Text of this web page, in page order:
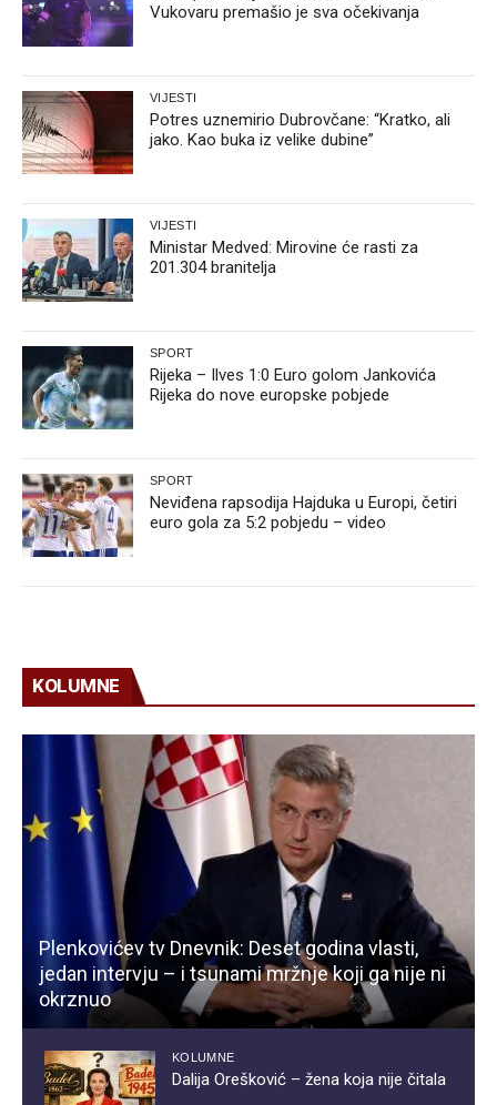
Vukovaru premašio je sva očekivanja
VIJESTI
Potres uznemirio Dubrovčane: “Kratko, ali
jako. Kao buka iz velike dubine”
VIJESTI
Ministar Medved: Mirovine će rasti za
201.304 branitelja
SPORT
Rijeka – Ilves 1:0 Euro golom Jankovića
Rijeka do nove europske pobjede
SPORT
Neviđena rapsodija Hajduka u Europi, četiri
euro gola za 5:2 pobjedu – video
KOLUMNE
Plenkovićev tv Dnevnik: Deset godina vlasti,
jedan intervju – i tsunami mržnje koji ga nije ni
okrznuo
KOLUMNE
Dalija Orešković – žena koja nije čitala